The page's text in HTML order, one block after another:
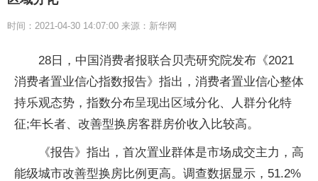
时间：2021-04-30 14:07:00 来源：新华网
28日，中国消费者报联合贝壳研究院发布《2021
消费者置业信心指数报告》指出，消费者置业信心整体
持乐观态势，指数分布呈现出区域分化、人群分化特
征;年长者、改善型换房客群房价收入比较高。
《报告》指出，首次置业群体是市场成交主力，高
能级城市改善型换房比例更高。调查数据显示，51.2%